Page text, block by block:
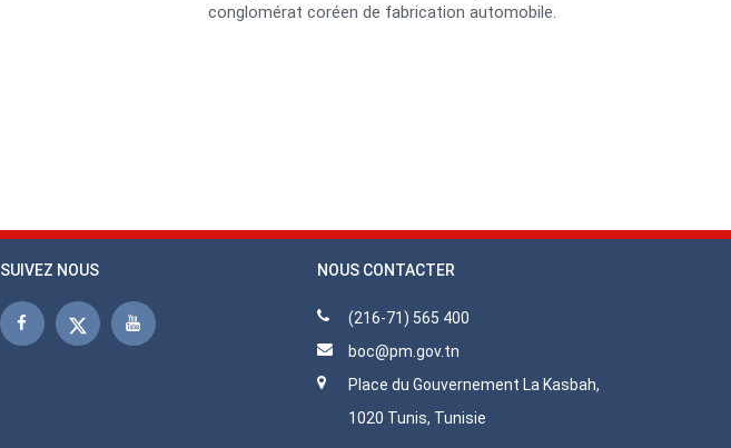
conglomérat coréen de fabrication automobile.
SUIVEZ NOUS NOUS CONTACTER
(216-71) 565 400
boc@pm.gov.tn
Place du Gouvernement La Kasbah,
1020 Tunis, Tunisie